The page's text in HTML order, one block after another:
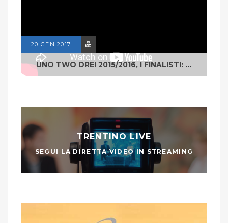
20 GEN 2017
UNO TWO DREI 2015/2016, I FINALISTI: CLASSE IV ALS ISTITUTO "DEGASPERI" BORGO VALSUGANA
TRENTINO LIVE
SEGUI LA DIRETTA VIDEO IN STREAMING